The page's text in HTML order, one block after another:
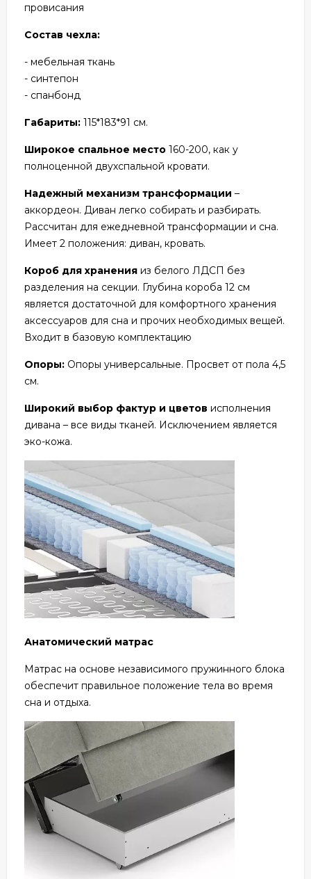
провисания
Состав чехла:
- мебельная ткань
- синтепон
- спанбонд
Габариты: 115*183*91 см.
Широкое спальное место 160-200, как у
полноценной двухспальной кровати.
Надежный механизм трансформации –
аккордеон. Диван легко собирать и разбирать.
Рассчитан для ежедневной трансформации и сна.
Имеет 2 положения: диван, кровать.
Короб для хранения из белого ЛДСП без
разделения на секции. Глубина короба 12 см
является достаточной для комфортного хранения
аксессуаров для сна и прочих необходимых вещей.
Входит в базовую комплектацию
Опоры: Опоры универсальные. Просвет от пола 4,5
см.
Широкий выбор фактур и цветов исполнения
дивана – все виды тканей. Исключением является
эко-кожа.
Анатомический матрас
Матрас на основе независимого пружинного блока
обеспечит правильное положение тела во время
сна и отдыха.